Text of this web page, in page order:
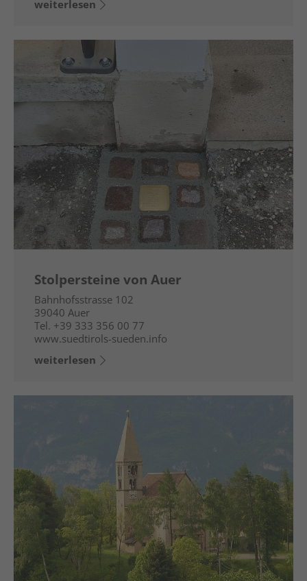
weiterlesen
Stolpersteine von Auer
Bahnhofsstrasse 102
39040 Auer
Tel. +39 333 356 00 77
www.suedtirols-sueden.info
weiterlesen